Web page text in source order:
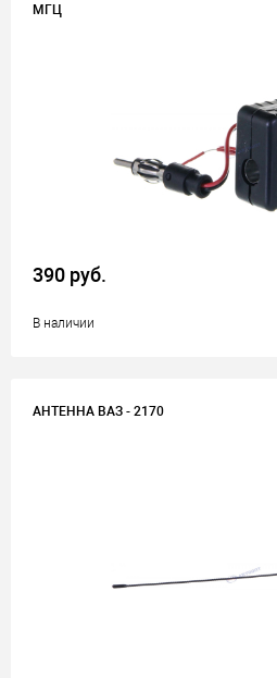
МГЦ
390 руб.
В наличии
АНТЕННА ВАЗ - 2170